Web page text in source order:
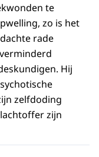
te
zo is het
rade
Hij
zelfdoding
zijn